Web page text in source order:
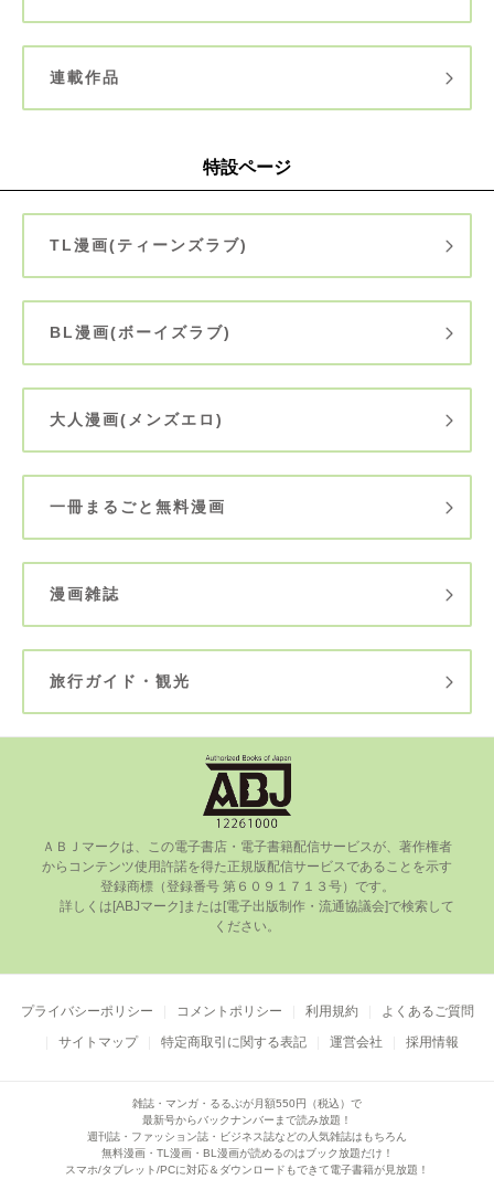
連載作品
特設ページ
TL漫画(ティーンズラブ)
BL漫画(ボーイズラブ)
大人漫画(メンズエロ)
一冊まるごと無料漫画
漫画雑誌
旅行ガイド・観光
ＡＢＪマークは、この電⼦書店・電⼦書籍配信サービスが、著作権者
からコンテンツ使⽤許諾を得た正規版配信サービスであることを⽰す
登録商標（登録番号 第６０９１７１３号）です。
ください。
プライバシーポリシー コメントポリシー 利用規約
よくあるご質問
サイトマップ
特定商取引に関する表記 運営会社 採用情報
雑誌・マンガ・るるぶが月額550円（税込）で
最新号からバックナンバーまで読み放題！
週刊誌・ファッション誌・ビジネス誌などの人気雑誌はもちろん
無料漫画・TL漫画・BL漫画が読めるのはブック放題だけ！
スマホ/タブレット/PCに対応＆ダウンロードもできて電子書籍が見放題！